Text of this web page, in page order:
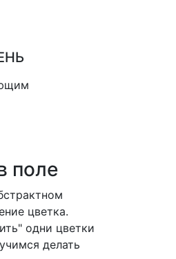
поле
цветка.
одни цветки
делать